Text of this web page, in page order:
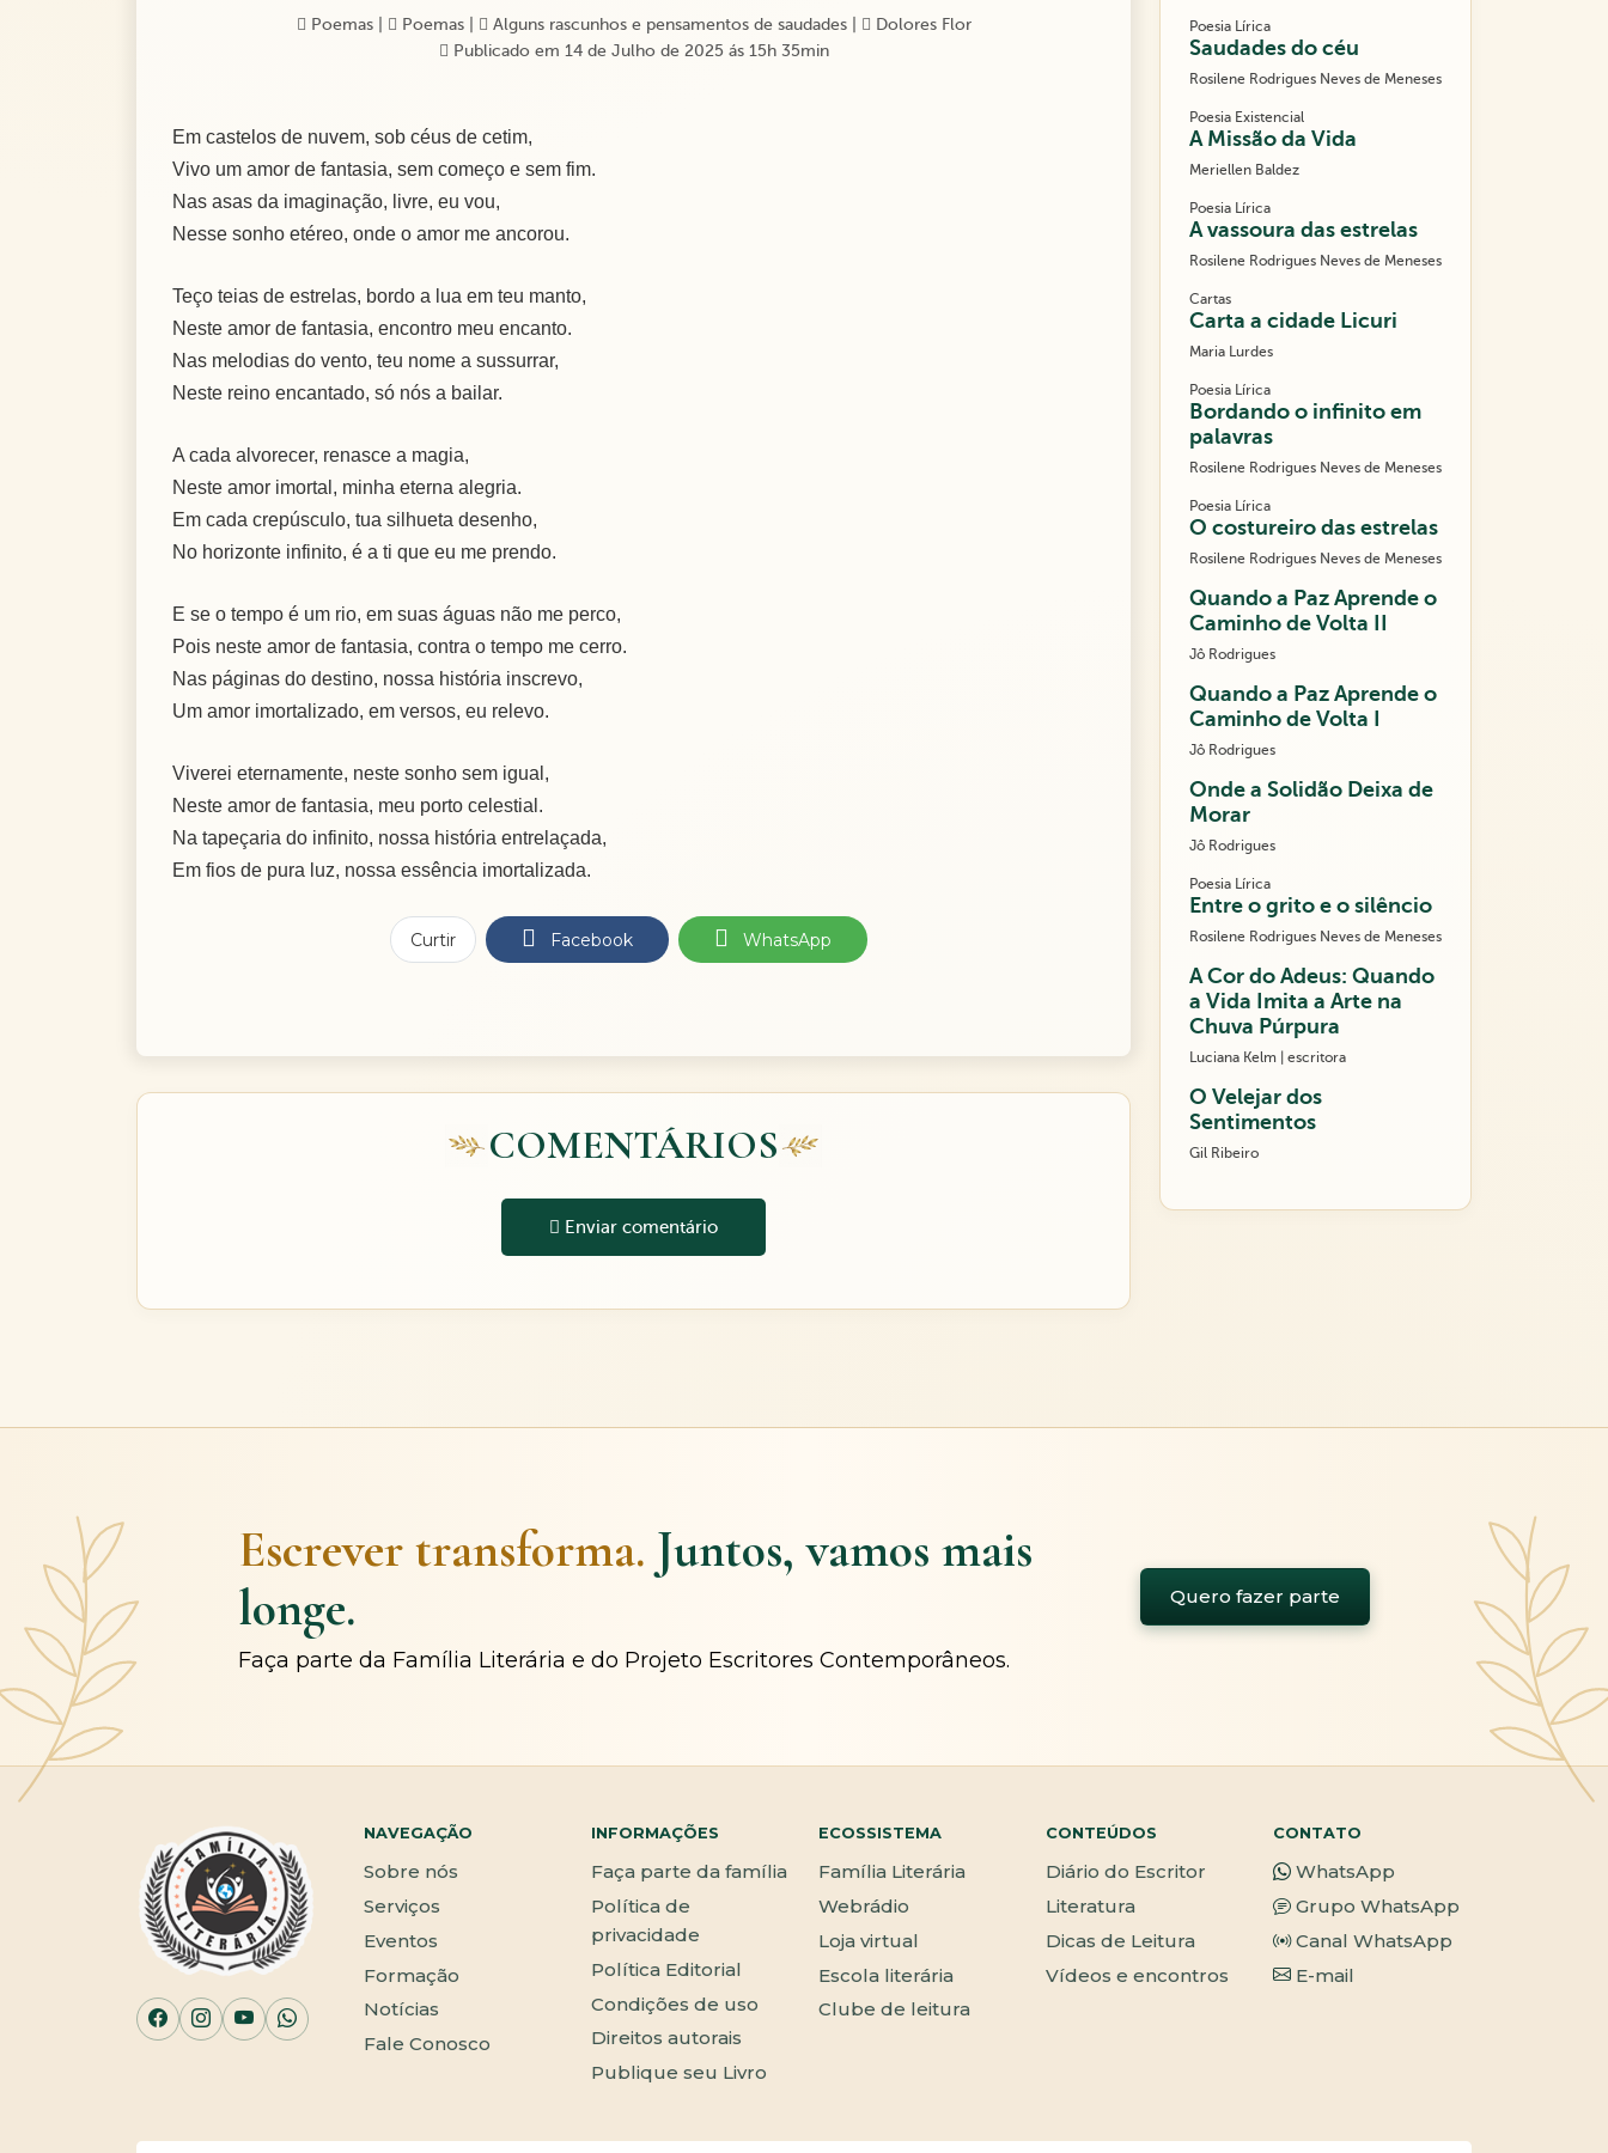
Poemas| Poemas| Alguns rascunhos e pensamentos de saudades|
Dolores Flor
Publicado em 14 de Julho de 2025 ás 15h 35min
Em castelos de nuvem, sob céus de cetim,
Vivo um amor de fantasia, sem começo e sem fim.
Nas asas da imaginação, livre, eu vou,
Nesse sonho etéreo, onde o amor me ancorou.
Teço teias de estrelas, bordo a lua em teu manto,
Neste amor de fantasia, encontro meu encanto.
Nas melodias do vento, teu nome a sussurrar,
Neste reino encantado, só nós a bailar.
A cada alvorecer, renasce a magia,
Neste amor imortal, minha eterna alegria.
Em cada crepúsculo, tua silhueta desenho,
No horizonte infinito, é a ti que eu me prendo.
E se o tempo é um rio, em suas águas não me perco,
Pois neste amor de fantasia, contra o tempo me cerro.
Nas páginas do destino, nossa história inscrevo,
Um amor imortalizado, em versos, eu relevo.
Viverei eternamente, neste sonho sem igual,
Neste amor de fantasia, meu porto celestial.
Na tapeçaria do infinito, nossa história entrelaçada,
Em fios de pura luz, nossa essência imortalizada.
Curtir Facebook WhatsApp
COMENTÁRIOS
Enviar comentário
Poesia Lírica
Saudades do céu
Rosilene Rodrigues Neves de Meneses
Poesia Existencial
A Missão da Vida
Meriellen Baldez
Poesia Lírica
A vassoura das estrelas
Rosilene Rodrigues Neves de Meneses
Cartas
Carta a cidade Licuri
Maria Lurdes
Poesia Lírica
Bordando o infinito em
palavras
Rosilene Rodrigues Neves de Meneses
Poesia Lírica
O costureiro das estrelas
Rosilene Rodrigues Neves de Meneses
Quando a Paz Aprende o
Caminho de Volta II
Jô Rodrigues
Quando a Paz Aprende o
Caminho de Volta I
Jô Rodrigues
Onde a Solidão Deixa de
Morar
Jô Rodrigues
Poesia Lírica
Entre o grito e o silêncio
Rosilene Rodrigues Neves de Meneses
A Cor do Adeus: Quando
a Vida Imita a Arte na
Chuva Púrpura
Luciana Kelm | escritora
O Velejar dos
Sentimentos
Gil Ribeiro
Escrever transforma. Juntos, vamos mais
longe.
Faça parte da Família Literária e do Projeto Escritores Contemporâneos.
Quero fazer parte
NAVEGAÇÃO
Sobre nós
Serviços
Eventos
Formação
Notícias
Fale Conosco
INFORMAÇÕES
Faça parte da família
Política de
privacidade
Política Editorial
Condições de uso
Direitos autorais
Publique seu Livro
ECOSSISTEMA
Família Literária
Webrádio
Loja virtual
Escola literária
Clube de leitura
CONTEÚDOS
Diário do Escritor
Literatura
Dicas de Leitura
Vídeos e encontros
CONTATO
WhatsApp
Grupo WhatsApp
Canal WhatsApp
E-mail